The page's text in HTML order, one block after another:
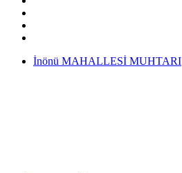
İnönü MAHALLESİ MUHTARI